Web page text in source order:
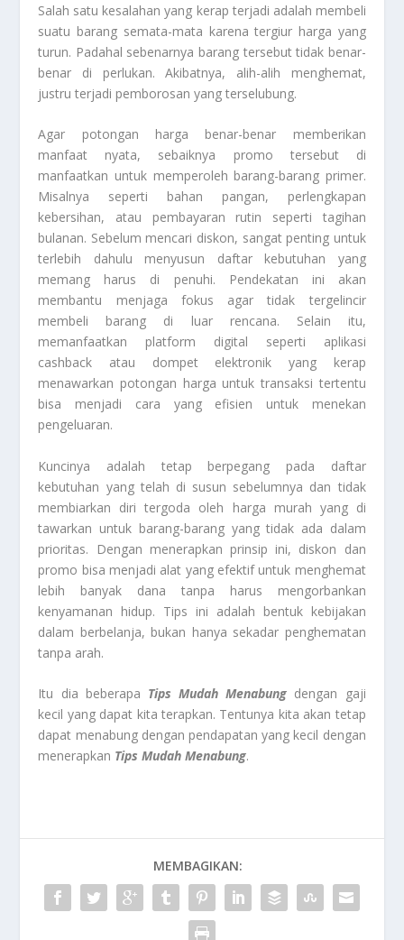
Salah satu kesalahan yang kerap terjadi adalah membeli
suatu barang semata-mata karena tergiur harga yang
turun. Padahal sebenarnya barang tersebut tidak benar-
benar di perlukan. Akibatnya, alih-alih menghemat,
justru terjadi pemborosan yang terselubung.
Agar potongan harga benar-benar memberikan
manfaat nyata, sebaiknya promo tersebut di
manfaatkan untuk memperoleh barang-barang primer.
Misalnya seperti bahan pangan, perlengkapan
kebersihan, atau pembayaran rutin seperti tagihan
bulanan. Sebelum mencari diskon, sangat penting untuk
terlebih dahulu menyusun daftar kebutuhan yang
memang harus di penuhi. Pendekatan ini akan
membantu menjaga fokus agar tidak tergelincir
membeli barang di luar rencana. Selain itu,
memanfaatkan platform digital seperti aplikasi
cashback atau dompet elektronik yang kerap
menawarkan potongan harga untuk transaksi tertentu
bisa menjadi cara yang efisien untuk menekan
pengeluaran.
Kuncinya adalah tetap berpegang pada daftar
kebutuhan yang telah di susun sebelumnya dan tidak
membiarkan diri tergoda oleh harga murah yang di
tawarkan untuk barang-barang yang tidak ada dalam
prioritas. Dengan menerapkan prinsip ini, diskon dan
promo bisa menjadi alat yang efektif untuk menghemat
lebih banyak dana tanpa harus mengorbankan
kenyamanan hidup. Tips ini adalah bentuk kebijakan
dalam berbelanja, bukan hanya sekadar penghematan
tanpa arah.
Itu dia beberapa Tips Mudah Menabung dengan gaji
kecil yang dapat kita terapkan. Tentunya kita akan tetap
dapat menabung dengan pendapatan yang kecil dengan
menerapkan Tips Mudah Menabung.
MEMBAGIKAN: